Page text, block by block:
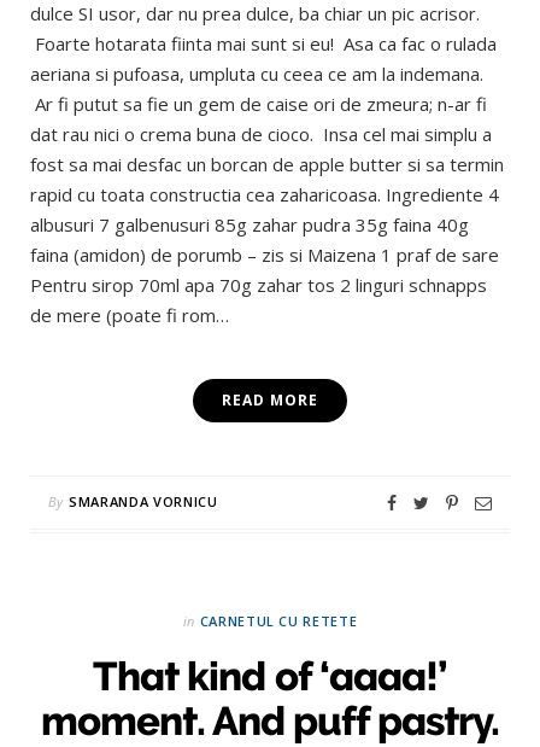
dulce SI usor, dar nu prea dulce, ba chiar un pic acrisor.
Foarte hotarata fiinta mai sunt si eu! Asa ca fac o rulada
aeriana si pufoasa, umpluta cu ceea ce am la indemana.
Ar fi putut sa fie un gem de caise ori de zmeura; n-ar fi
dat rau nici o crema buna de cioco. Insa cel mai simplu a
fost sa mai desfac un borcan de apple butter si sa termin
rapid cu toata constructia cea zaharicoasa. Ingrediente 4
albusuri 7 galbenusuri 85g zahar pudra 35g faina 40g
faina (amidon) de porumb – zis si Maizena 1 praf de sare
Pentru sirop 70ml apa 70g zahar tos 2 linguri schnapps
de mere (poate fi rom…
READ MORE
By SMARANDA VORNICU
in CARNETUL CU RETETE
That kind of ‘aaaa!’
moment. And puff pastry.